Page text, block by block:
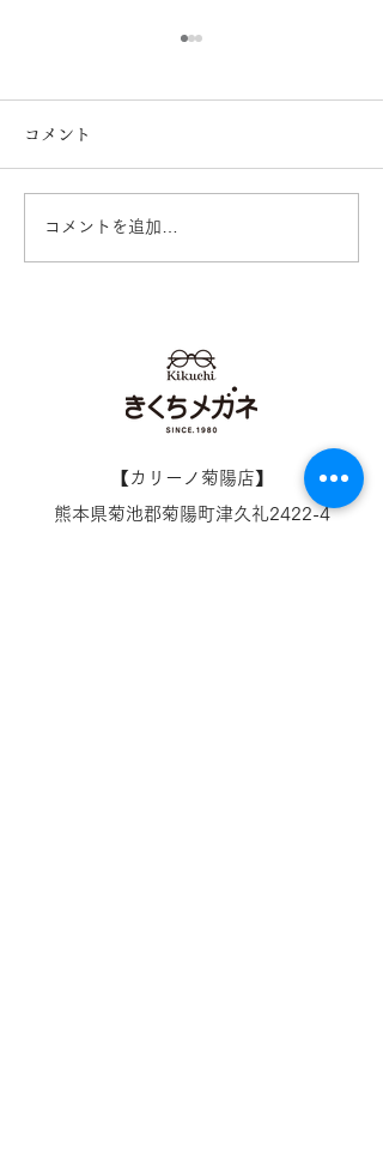
内藤熊八作 N-302 N-303
ネ イオンタウン田崎店
コメント
コメントを追加…
【​カリーノ菊陽店】
熊本県菊池郡菊陽町津久礼2422-4